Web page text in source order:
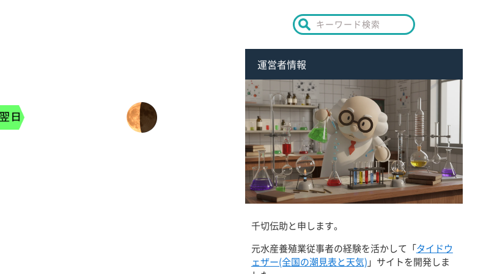
運営者情報
千切伝助と申します。
元水産養殖業従事者の経験を活かして「タイドウ
ェザー(全国の潮見表と天気)」サイトを開発しま